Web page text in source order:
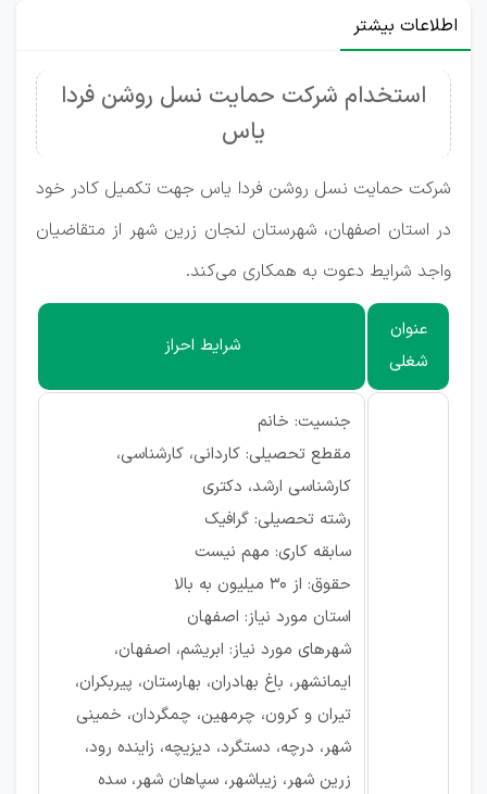
اطلاعات بیشتر
استخدام شرکت حمایت نسل روشن فردا
یاس
شرکت حمایت نسل روشن فردا یاس جهت تکمیل کادر خود
در استان اصفهان، شهرستان لنجان زرین شهر از متقاضیان
واجد شرایط دعوت به همکاری می‌کند.
عنوان
شغلی
شرایط احراز
جنسیت: خانم
مقطع تحصیلی: کاردانی، کارشناسی،
کارشناسی ارشد، دکتری
رشته تحصیلی: گرافیک
سابقه کاری: مهم نیست
حقوق: از ۳۰ میلیون به بالا
استان مورد نیاز: اصفهان
شهرهای مورد نیاز: ابریشم، اصفهان،
ایمانشهر، باغ بهادران، بهارستان، پیربکران،
تیران و کرون، چرمهین، چمگردان، خمینی
شهر، درچه، دستگرد، دیزیچه، زاینده رود،
زرین شهر، زیباشهر، سپاهان شهر، سده